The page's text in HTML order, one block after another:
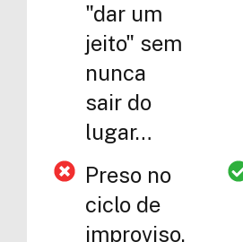
"dar um
jeito" sem
nunca
sair do
lugar…
Preso no
ciclo de
improviso,